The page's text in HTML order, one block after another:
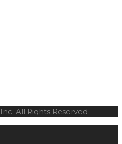
All Rights Reserved